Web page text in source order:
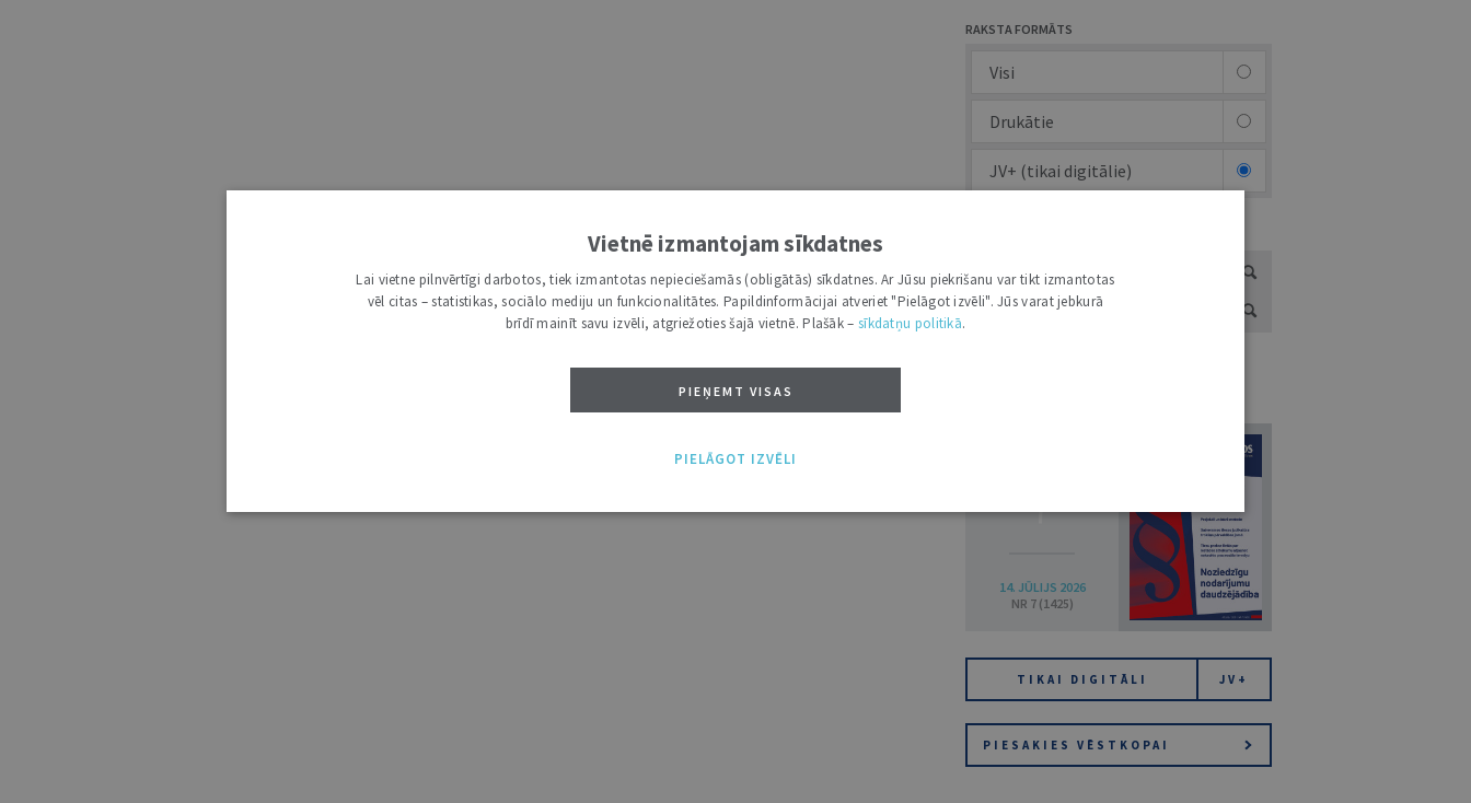
RAKSTA FORMĀTS
Visi
Drukātie
JV+ (tikai digitālie)
7
14. JŪLIJS 2026
NR 7 (1425)
TIKAI DIGITĀLI JV+
PIESAKIES VĒSTKOPAI
Vietnē izmantojam sīkdatnes
Lai vietne pilnvērtīgi darbotos, tiek izmantotas nepieciešamās (obligātās) sīkdatnes. Ar Jūsu piekrišanu var tikt izmantotas
vēl citas – statistikas, sociālo mediju un funkcionalitātes. Papildinformācijai atveriet "Pielāgot izvēli". Jūs varat jebkurā
brīdī mainīt savu izvēli, atgriežoties šajā vietnē. Plašāk – sīkdatņu politikā.
PIEŅEMT VISAS
PIELĀGOT IZVĒLI